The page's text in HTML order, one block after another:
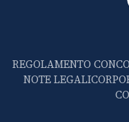
REGOLAMENTO
NOTE LEGALI